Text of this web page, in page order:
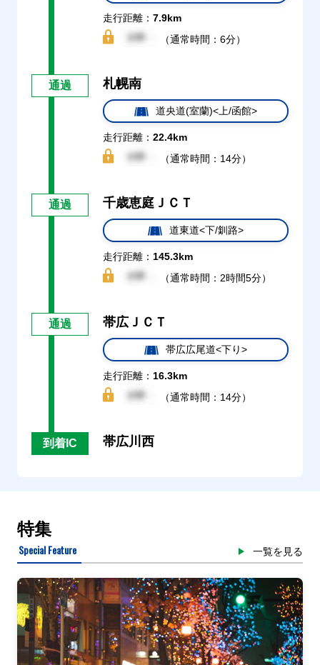
走行距離： 7.9km
（通常時間：6分）
通過 札幌南
道央道(室蘭)<上/函館>
走行距離： 22.4km
（通常時間：14分）
通過 千歳恵庭ＪＣＴ
道東道<下/釧路>
走行距離： 145.3km
（通常時間：2時間5分）
通過 帯広ＪＣＴ
帯広広尾道<下り>
走行距離： 16.3km
（通常時間：14分）
到着IC 帯広川西
特集
Special Feature 一覧を見る